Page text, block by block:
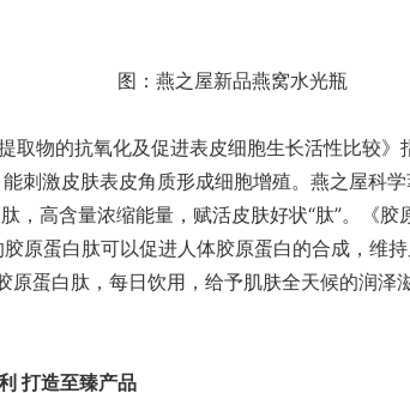
图：燕之屋新品燕窝水光瓶
物的抗氧化及促进表皮细胞生长活性比较》
刺激皮肤表皮角质形成细胞增殖。燕之屋科
，高含量浓缩能量，赋活皮肤好状“肽”。《胶
原蛋白肽可以促进人体胶原蛋白的合成，维
原蛋白肽，每日饮用，给予肌肤全天候的润泽
打造至臻产品